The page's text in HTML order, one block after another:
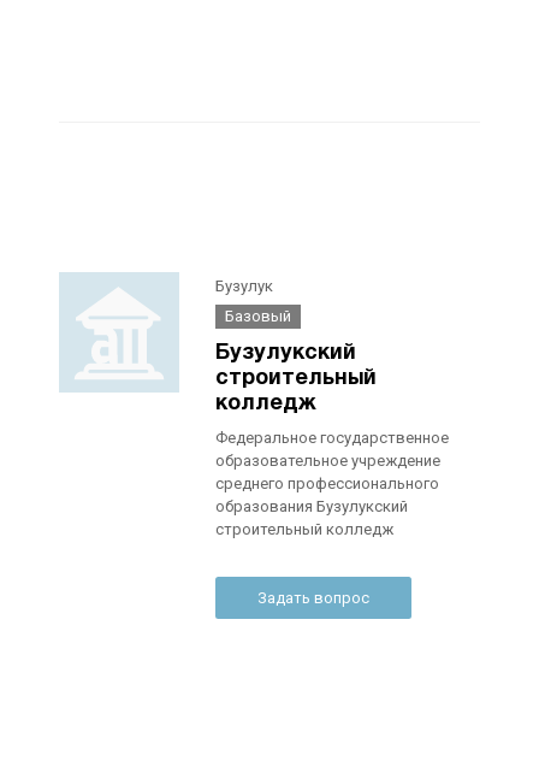
Бузулук
Базовый
Бузулукский
строительный
колледж
Федеральное государственное
образовательное учреждение
среднего профессионального
образования Бузулукский
строительный колледж
Задать вопрос